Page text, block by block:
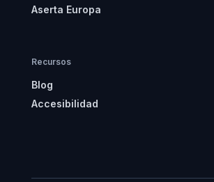
Aserta Europa
Recursos
Blog
Accesibilidad